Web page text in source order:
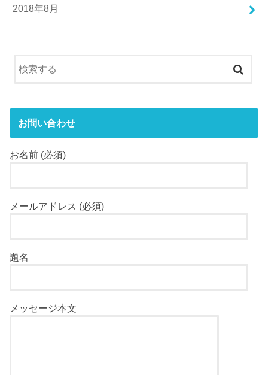
2018年8月
お問い合わせ
お名前 (必須)
メールアドレス (必須)
題名
メッセージ本文